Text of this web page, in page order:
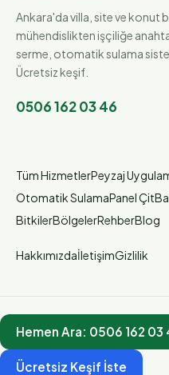
Ankara'da villa, site ve konut
mühendislikten işçiliğe
serme, otomatik sulama
Ücretsiz keşif.
0506 162 03 46
Tüm HizmetlerPeyzaj
Otomatik SulamaPanel Çit
BitkilerBölgelerRehberBlog
HakkımızdaİletişimGizlilik
Hemen Ara: 0506 162 03
Ücretsiz Keşif İste